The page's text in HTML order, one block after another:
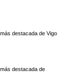
destacada de Vigo
destacada de